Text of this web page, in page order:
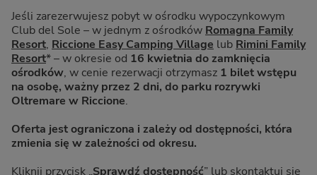
Jeśli zarezerwujesz pobyt w ośrodku wypoczynkowym
Club del Sole – w jednym z ośrodków Romagna Family
Resort, Riccione Easy Camping Village lub Rimini Family
Resort* – w okresie od 16 kwietnia do zamknięcia
ośrodków, w cenie rezerwacji otrzymasz 1 bilet wstępu
na osobę, ważny przez 2 dni, do parku rozrywki
Oltremare w Riccione.
Oferta jest ograniczona i zależy od dostępności, która
zmienia się w zależności od okresu.
Kliknij przycisk „Sprawdź dostępność” lub skontaktuj się